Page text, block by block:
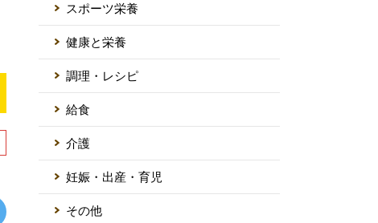
スポーツ栄養
健康と栄養
調理・レシピ
給食
介護
妊娠・出産・育児
その他